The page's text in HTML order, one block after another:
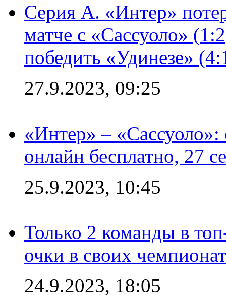
Серия А. «Интер»
матче с «Сассуоло»
победить «Удинезе»
27.9.2023, 09:25
«Интер» –
онлайн бесплатно, 27
25.9.2023, 10:45
Только 2 команды в
очки в своих
24.9.2023, 18:05